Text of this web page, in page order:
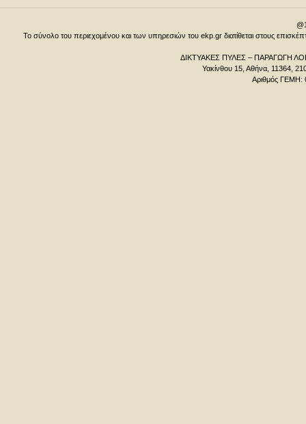
Το σύνολο του περιεχομένου και των υπηρεσιών του ekp.gr διατίθεται στους
ΔΙΚΤΥΑΚΕΣ ΠΥΛΕΣ – ΠΑΡΑΓΩΓΗ
Υακίνθου 15, Αθήνα, 11364,
Αριθμός ΓΕΜΗ: